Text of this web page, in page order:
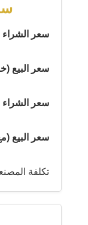
سعر الشراء
سعر البيع
سعر الشراء
سعر البيع (مع
تكلفة